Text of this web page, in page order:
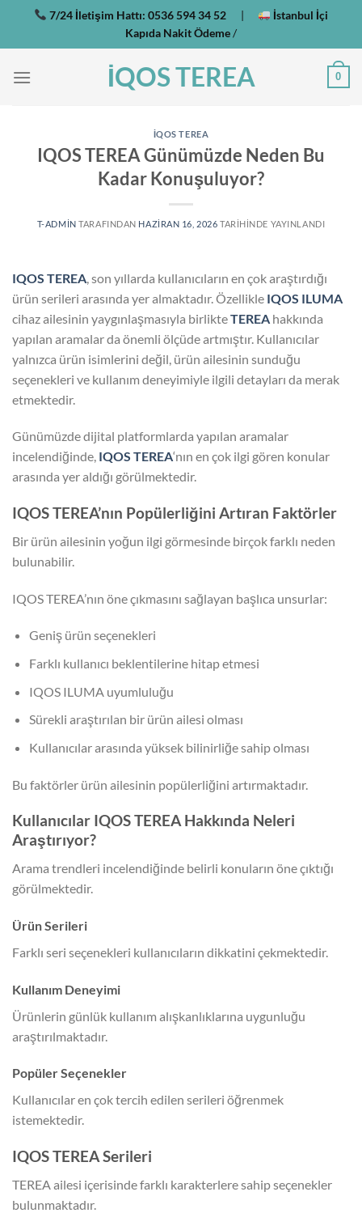
İçeriğe
7/24 İletişim Hattı: 0536 594 34 52 |
İstanbul İçi
Kapıda Nakit Ödeme/
İQOS TEREA 0
IQOS TEREA
IQOS TEREA Günümüzde Neden Bu
Kadar Konuşuluyor?
T-ADMIN TARAFINDAN HAZIRAN 16, 2026 TARIHINDE YAYINLANDI
IQOS TEREA , son yıllarda kullanıcıların en çok araştırdığı
ürün serileri arasında yer almaktadır. Özellikle IQOS ILUMA
cihaz ailesinin yaygınlaşmasıyla birlikteTEREA hakkında
yapılan aramalar da önemli ölçüde artmıştır. Kullanıcılar
yalnızca ürün isimlerini değil, ürün ailesinin sunduğu
seçenekleri ve kullanım deneyimiyle ilgili detayları da merak
etmektedir.
Günümüzde dijital platformlarda yapılan aramalar
incelendiğinde, IQOS TEREA‘nın en çok ilgi gören konular
arasında yer aldığı görülmektedir.
IQOS TEREA’nın Popülerliğini Artıran Faktörler
Bir ürün ailesinin yoğun ilgi görmesinde birçok farklı neden
bulunabilir.
IQOS TEREA’nın öne çıkmasını sağlayan başlıca unsurlar:
Geniş ürün seçenekleri
Farklı kullanıcı beklentilerine hitap etmesi
IQOS ILUMA uyumluluğu
Sürekli araştırılan bir ürün ailesi olması
Kullanıcılar arasında yüksek bilinirliğe sahip olması
Bu faktörler ürün ailesinin popülerliğini artırmaktadır.
Kullanıcılar IQOS TEREA Hakkında Neleri
Araştırıyor?
Arama trendleri incelendiğinde belirli konuların öne çıktığı
görülmektedir.
Ürün Serileri
Farklı seri seçenekleri kullanıcıların dikkatini çekmektedir.
Kullanım Deneyimi
Ürünlerin günlük kullanım alışkanlıklarına uygunluğu
araştırılmaktadır.
Popüler Seçenekler
Kullanıcılar en çok tercih edilen serileri öğrenmek
istemektedir.
IQOS TEREA Serileri
TEREA ailesi içerisinde farklı karakterlere sahip seçenekler
bulunmaktadır.